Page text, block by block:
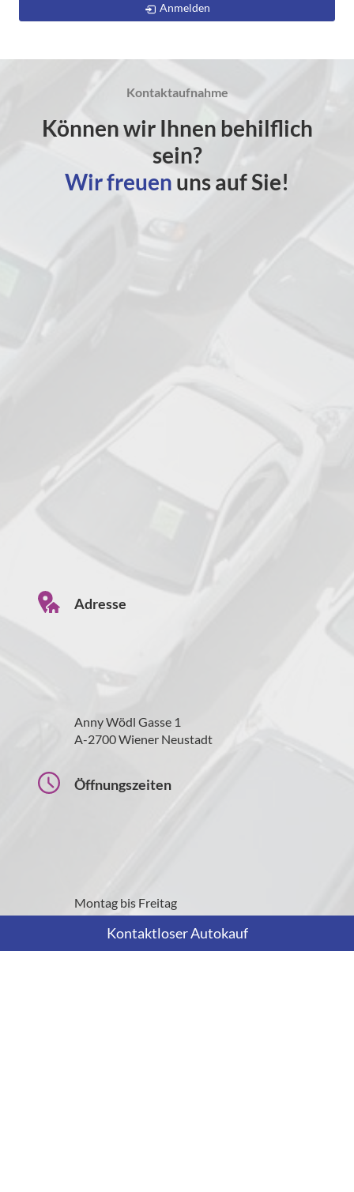
Kontaktloser Autokauf
Anmelden
Kontaktaufnahme
Können wir Ihnen behilflich
sein?
Wir freuen uns auf Sie!
Adresse
Anny Wödl Gasse 1
A-2700 Wiener Neustadt
Öffnungszeiten
Montag bis Freitag
09:00-18:00 Uhr
Nur nach telefonischer Vereinbarung!